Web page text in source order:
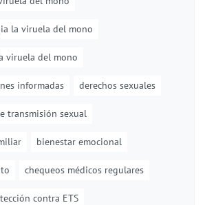
la viruela del mono
viruela del mono
informadas derechos sexuales
transmisión sexual
bienestar emocional
chequeos médicos regulares
contra ETS